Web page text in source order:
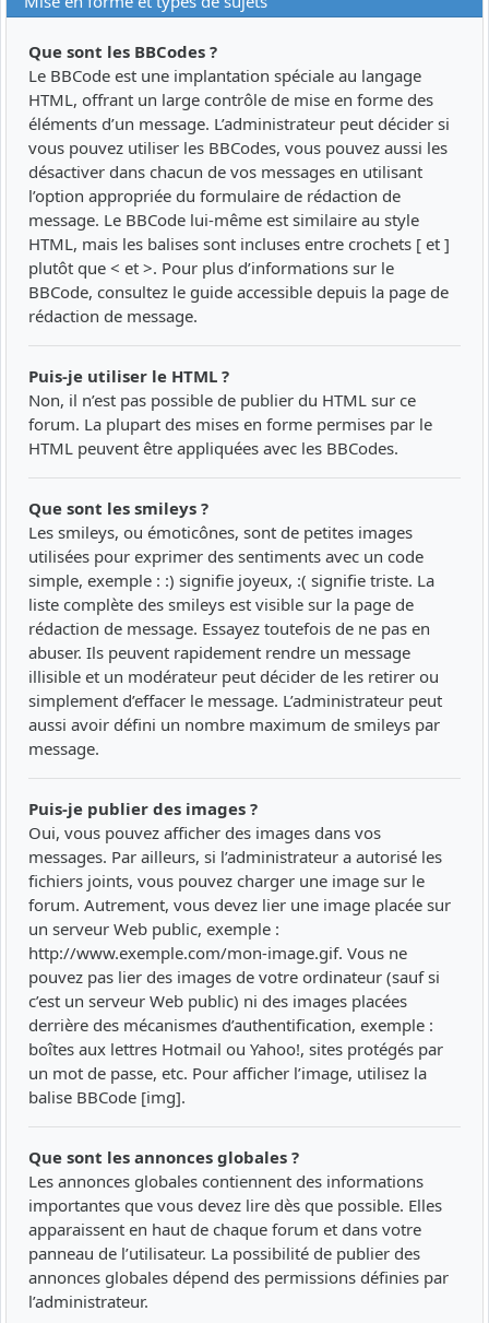
Que sont les BBCodes ?
Le BBCode est une implantation spéciale au langage
HTML, offrant un large contrôle de mise en forme des
éléments d’un message. L’administrateur peut décider si
vous pouvez utiliser les BBCodes, vous pouvez aussi les
désactiver dans chacun de vos messages en utilisant
l’option appropriée du formulaire de rédaction de
message. Le BBCode lui-même est similaire au style
HTML, mais les balises sont incluses entre crochets [ et ]
plutôt que < et >. Pour plus d’informations sur le
BBCode, consultez le guide accessible depuis la page de
rédaction de message.
Puis-je utiliser le HTML ?
Non, il n’est pas possible de publier du HTML sur ce
forum. La plupart des mises en forme permises par le
HTML peuvent être appliquées avec les BBCodes.
Que sont les smileys ?
Les smileys, ou émoticônes, sont de petites images
utilisées pour exprimer des sentiments avec un code
simple, exemple : :) signifie joyeux, :( signifie triste. La
liste complète des smileys est visible sur la page de
rédaction de message. Essayez toutefois de ne pas en
abuser. Ils peuvent rapidement rendre un message
illisible et un modérateur peut décider de les retirer ou
simplement d’effacer le message. L’administrateur peut
aussi avoir défini un nombre maximum de smileys par
message.
Puis-je publier des images ?
Oui, vous pouvez afficher des images dans vos
messages. Par ailleurs, si l’administrateur a autorisé les
fichiers joints, vous pouvez charger une image sur le
forum. Autrement, vous devez lier une image placée sur
un serveur Web public, exemple :
http://www.exemple.com/mon-image.gif. Vous ne
pouvez pas lier des images de votre ordinateur (sauf si
c’est un serveur Web public) ni des images placées
derrière des mécanismes d’authentification, exemple :
boîtes aux lettres Hotmail ou Yahoo!, sites protégés par
un mot de passe, etc. Pour afficher l’image, utilisez la
balise BBCode [img].
Que sont les annonces globales ?
Les annonces globales contiennent des informations
importantes que vous devez lire dès que possible. Elles
apparaissent en haut de chaque forum et dans votre
panneau de l’utilisateur. La possibilité de publier des
annonces globales dépend des permissions définies par
l’administrateur.